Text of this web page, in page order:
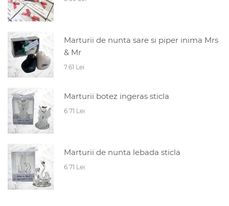
Marturii de nunta sare si piper inima Mrs
& Mr
7.61 Lei
Marturii botez ingeras sticla
6.71 Lei
Marturii de nunta lebada sticla
6.71 Lei